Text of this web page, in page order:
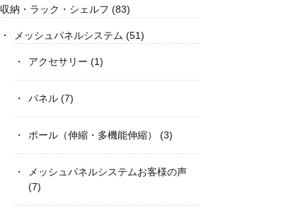
収納・ラック・シェルフ (83)
メッシュパネルシステム (51)
アクセサリー (1)
パネル(7)
ポール（伸縮・多機能伸縮） (3)
メッシュパネルシステムお客様の声
(7)